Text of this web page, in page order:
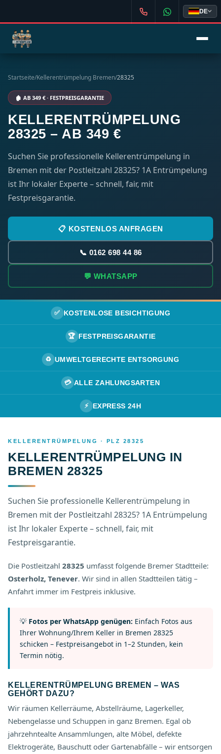
DE
Startseite/Kellerentrümpelung Bremen/28325
🏚️ AB 349 € · FESTPREISGARANTIE
KELLERENTRÜMPELUNG
28325 – AB 349 €
Suchen Sie professionelle Kellerentrümpelung in
Bremen mit der Postleitzahl 28325? 1A Entrümpelung
ist Ihr lokaler Experte – schnell, fair, mit
Festpreisgarantie.
📋 KOSTENLOS ANFRAGEN
📞 0162 698 44 86
💬 WHATSAPP
✅ KOSTENLOSE BESICHTIGUNG
🏆 FESTPREISGARANTIE
♻️ UMWELTGERECHTE ENTSORGUNG
💳 ALLE ZAHLUNGSARTEN
⚡ EXPRESS 24H
KELLERENTRÜMPELUNG · PLZ 28325
KELLERENTRÜMPELUNG IN
BREMEN 28325
Suchen Sie professionelle Kellerentrümpelung in
Bremen mit der Postleitzahl 28325? 1A Entrümpelung
ist Ihr lokaler Experte – schnell, fair, mit
Festpreisgarantie.
Die Postleitzahl 28325 umfasst folgende Bremer Stadtteile:
Osterholz, Tenever. Wir sind in allen Stadtteilen tätig –
Anfahrt immer im Festpreis inklusive.
💡 Fotos per WhatsApp genügen: Einfach Fotos aus
Ihrer Wohnung/Ihrem Keller in Bremen 28325
schicken – Festpreisangebot in 1–2 Stunden, kein
Termin nötig.
KELLERENTRÜMPELUNG BREMEN – WAS
GEHÖRT DAZU?
Wir räumen Kellerräume, Abstellräume, Lagerkeller,
Nebengelasse und Schuppen in ganz Bremen. Egal ob
jahrzehntealte Ansammlungen, alte Möbel, defekte
Elektrogeräte, Bauschutt oder Gartenabfälle – wir entsorgen